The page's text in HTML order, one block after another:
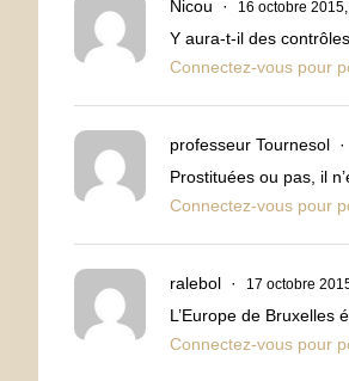
Nicou 16 octobre
Y aura-t-il des
Connectez-vous pour
professeur Tournesol
Prostituées ou pas, il
Connectez-vous pour
ralebol 17 octobre
L’Europe de Bruxelles
Connectez-vous pour